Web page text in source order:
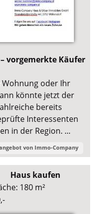
vorgemerkte Käufer
Wohnung oder Ihr
könnte jetzt der
bereits
Interessenten
in der Region. ...
von Immo-Company
Haus kaufen
180 m²